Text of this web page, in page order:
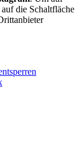
die Schaltfläche